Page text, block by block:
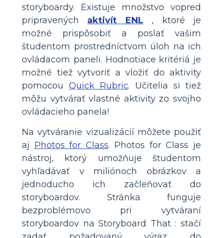
storyboardy. Existuje množstvo vopred
pripravených aktivít ENL , ktoré je
možné prispôsobiť a poslať vašim
študentom prostredníctvom úloh na ich
ovládacom paneli. Hodnotiace kritériá je
možné tiež vytvoriť a vložiť do aktivity
pomocou Quick Rubric. Učitelia si tiež
môžu vytvárať vlastné aktivity zo svojho
ovládacieho panela!
Na vytváranie vizualizácií môžete použiť
aj Photos for Class. Photos for Class je
nástroj, ktorý umožňuje študentom
vyhľadávať v miliónoch obrázkov a
jednoducho ich začleňovať do
storyboardov. Stránka funguje
bezproblémovo pri vytváraní
storyboardov na Storyboard That : stačí